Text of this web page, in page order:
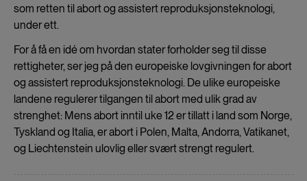
som retten til abort og assistert reproduksjonsteknologi,
under ett.
For å få en idé om hvordan stater forholder seg til disse
rettigheter, ser jeg på den europeiske lovgivningen for abort
og assistert reproduksjonsteknologi. De ulike europeiske
landene regulerer tilgangen til abort med ulik grad av
strenghet: Mens abort inntil uke 12 er tillatt i land som Norge,
Tyskland og Italia, er abort i Polen, Malta, Andorra, Vatikanet,
og Liechtenstein ulovlig eller svært strengt regulert.